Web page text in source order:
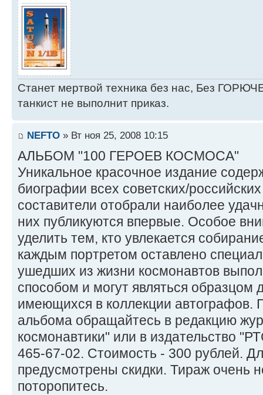
Станет мертвой техника без нас, Без
танкист не выполнит приказ.
NEFTO » Вт ноя 25, 2008 10:15
АЛЬБОМ "100 ГЕРОЕВ КОСМОСА"
Уникальное красочное издание
биографии всех советских/
составители отобрали наиболее
них публикуются впервые. Особое
уделить тем, кто увлекается
каждым портретом оставлено
ушедших из жизни космонавтов
способом и могут являться образцом
имеющихся в коллекции автографов.
альбома обращайтесь в редакцию
космонавтики" или в издательство
465-67-02. Стоимость - 300 рублей.
предусмотрены скидки. Тираж очень
поторопитесь.